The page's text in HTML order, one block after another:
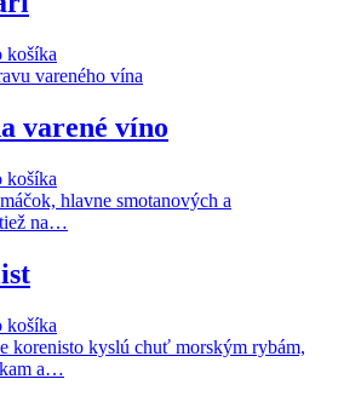
košíka
vareného vína
varené víno
košíka
hlavne smotanových a
na…
košíka
korenisto kyslú chuť morským rybám,
a…